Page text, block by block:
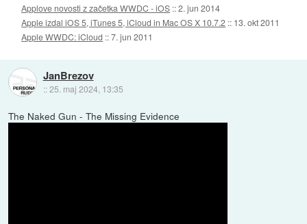
Applove novosti z začetka WWDC - iOS ::2. jun 2014
Apple izdal iOS 5, iTunes 5, iCloud in Mac OS X 10.7.2 :: 13. okt 2011
Apple WWDC: iCloud ::7. jun 2011
JanBrezov
::25. maj 2024, 13:35
The Naked Gun - The Missing Evidence